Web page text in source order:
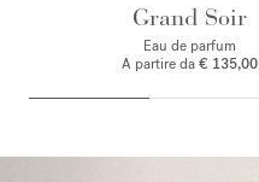
Grand Soir
Eau de parfum
A partire da€ 135,00